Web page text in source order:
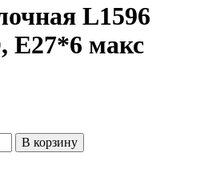
L1596
макс
В корзину